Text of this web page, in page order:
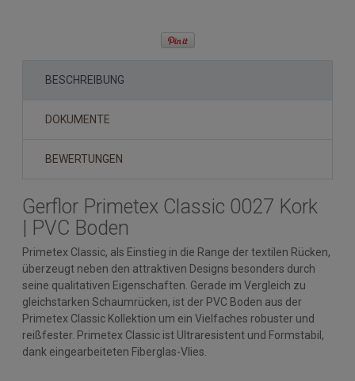
BESCHREIBUNG
DOKUMENTE
BEWERTUNGEN
Gerflor Primetex Classic 0027 Kork
| PVC Boden
Primetex Classic, als Einstieg in die Range der textilen Rücken,
überzeugt neben den attraktiven Designs besonders durch
seine qualitativen Eigenschaften. Gerade im Vergleich zu
gleichstarken Schaumrücken, ist der PVC Boden aus der
Primetex Classic Kollektion um ein Vielfaches robuster und
reißfester. Primetex Classic ist Ultraresistent und Formstabil,
dank eingearbeiteten Fiberglas-Vlies.